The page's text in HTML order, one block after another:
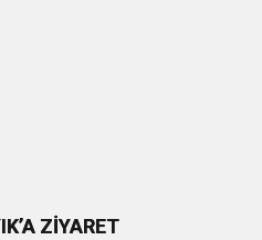
ZİYARET